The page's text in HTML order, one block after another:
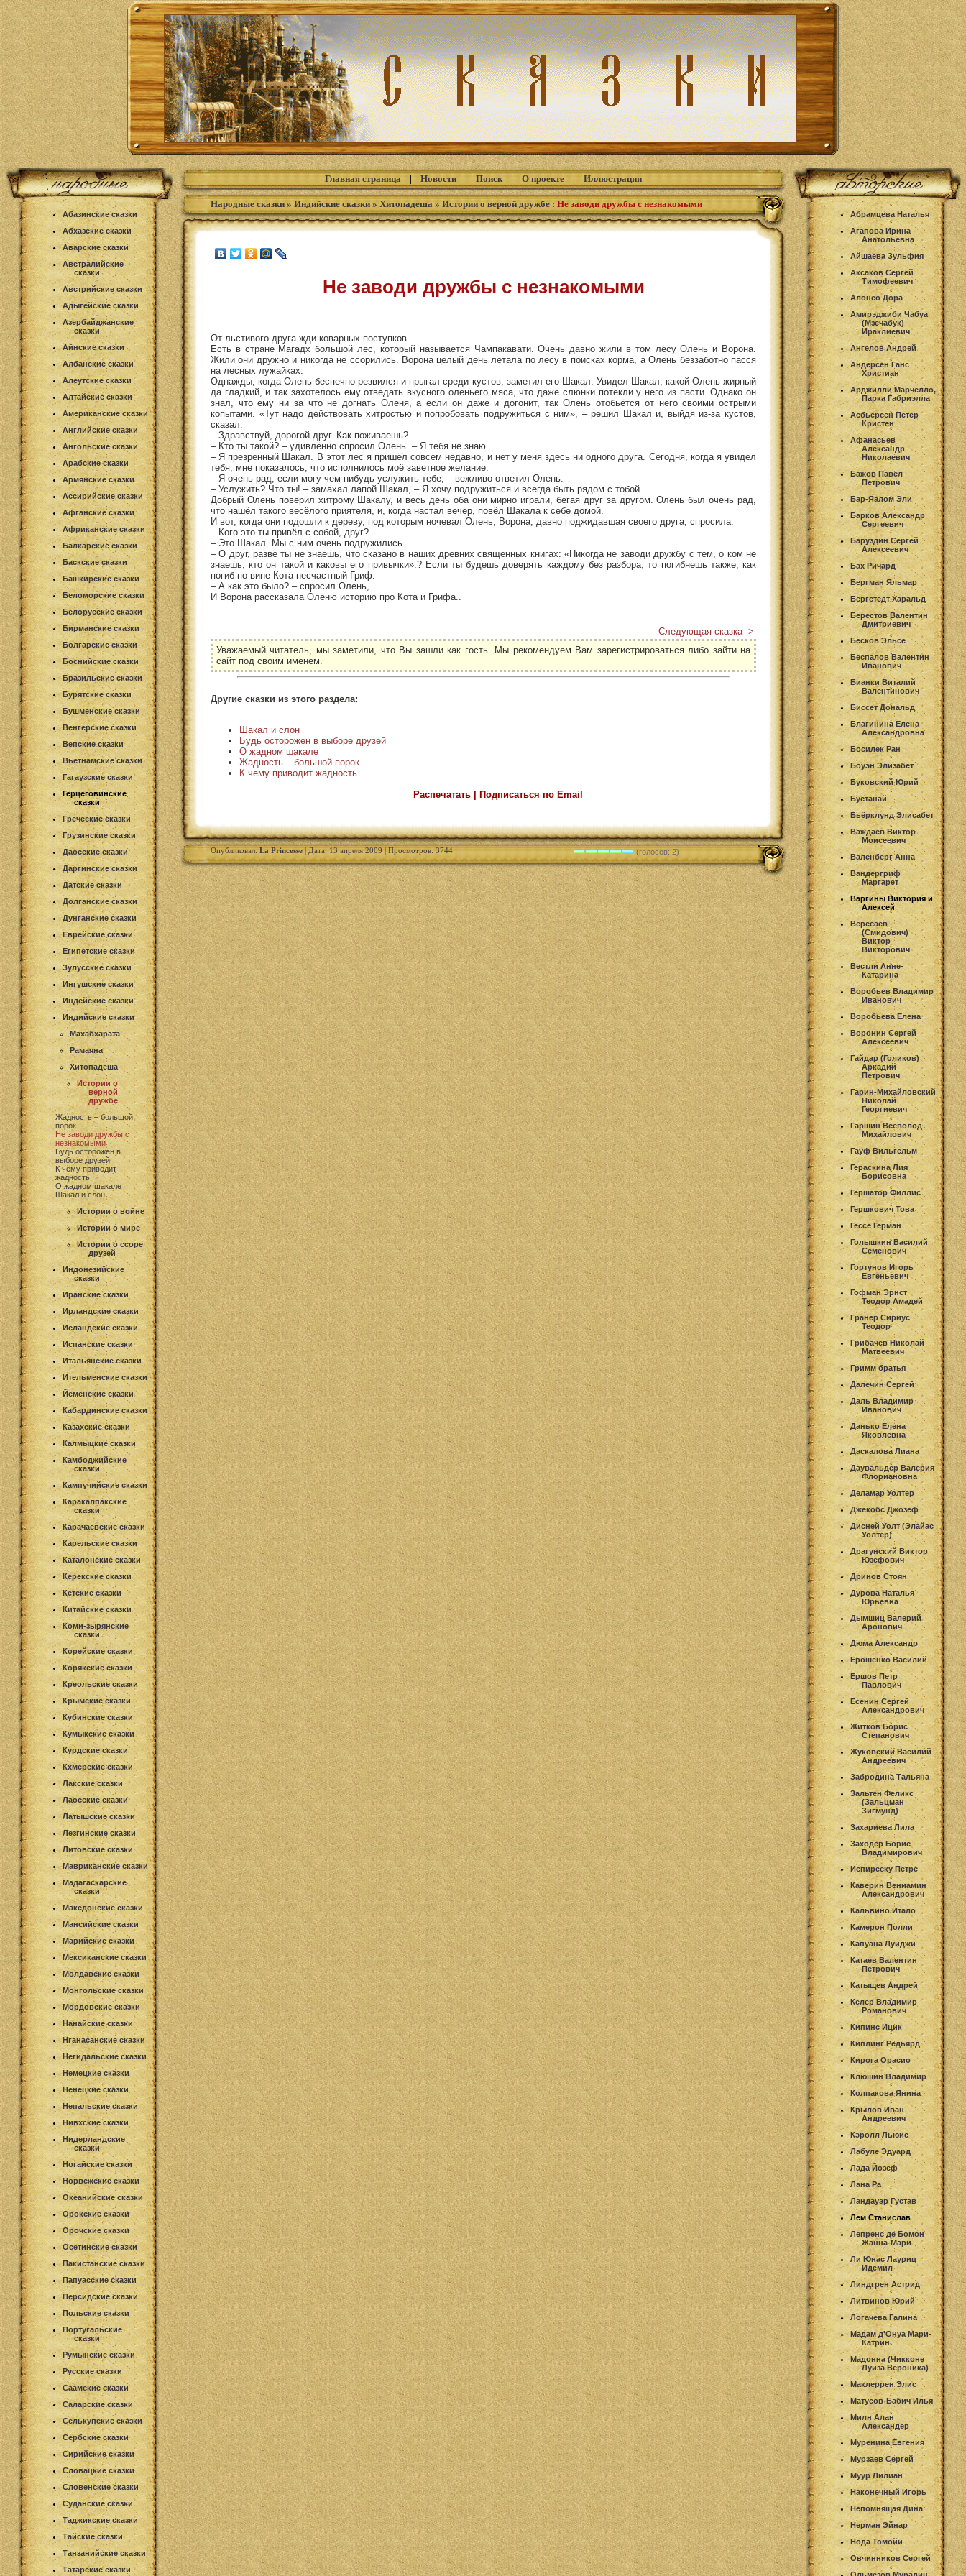
Абазинские сказки
Абхазские сказки
Аварские сказки
Австралийские
сказки
Австрийские сказки
Адыгейские сказки
Азербайджанские
сказки
Айнские сказки
Албанские сказки
Алеутские сказки
Алтайские сказки
Американские сказки
Английские сказки
Ангольские сказки
Арабские сказки
Армянские сказки
Ассирийские сказки
Афганские сказки
Африканские сказки
Балкарские сказки
Баскские сказки
Башкирские сказки
Беломорские сказки
Белорусские сказки
Бирманские сказки
Болгарские сказки
Боснийские сказки
Бразильские сказки
Бурятские сказки
Бушменские сказки
Венгерские сказки
Вепские сказки
Вьетнамские сказки
Гагаузские сказки
Герцеговинские
сказки
Греческие сказки
Грузинские сказки
Даосские сказки
Даргинские сказки
Датские сказки
Долганские сказки
Дунганские сказки
Еврейские сказки
Египетские сказки
Зулусские сказки
Ингушские сказки
Индейские сказки
Индийские сказки
Махабхарата
Рамаяна
Хитопадеша
Истории о
верной
дружбе
Жадность – большой
порок
Не заводи дружбы с
незнакомыми
Будь осторожен в
выборе друзей
К чему приводит
жадность
О жадном шакале
Шакал и слон
Истории о войне
Истории о мире
Истории о ссоре
друзей
Индонезийские
сказки
Иранские сказки
Ирландские сказки
Исландские сказки
Испанские сказки
Итальянские сказки
Ительменские сказки
Йеменские сказки
Кабардинские сказки
Казахские сказки
Калмыцкие сказки
Камбоджийские
сказки
Кампучийские сказки
Каракалпакские
сказки
Карачаевские сказки
Карельские сказки
Каталонские сказки
Керекские сказки
Кетские сказки
Китайские сказки
Коми-зырянские
сказки
Корейские сказки
Корякские сказки
Креольские сказки
Крымские сказки
Кубинские сказки
Кумыкские сказки
Курдские сказки
Кхмерские сказки
Лакские сказки
Лаосские сказки
Латышские сказки
Лезгинские сказки
Литовские сказки
Мавриканские сказки
Мадагаскарские
сказки
Македонские сказки
Мансийские сказки
Марийские сказки
Мексиканские сказки
Молдавские сказки
Монгольские сказки
Мордовские сказки
Нанайские сказки
Нганасанские сказки
Негидальские сказки
Немецкие сказки
Ненецкие сказки
Непальские сказки
Нивхские сказки
Нидерландские
сказки
Ногайские сказки
Норвежские сказки
Океанийские сказки
Орокские сказки
Орочские сказки
Осетинские сказки
Пакистанские сказки
Папуасские сказки
Персидские сказки
Польские сказки
Португальские
сказки
Румынские сказки
Русские сказки
Саамские сказки
Саларские сказки
Селькупские сказки
Сербские сказки
Сирийские сказки
Словацкие сказки
Словенские сказки
Суданские сказки
Таджикские сказки
Тайские сказки
Танзанийские сказки
Татарские сказки
Главная страница| Новости| Поиск| О проекте| Иллюстрации
Народные сказки » Индийские сказки » Хитопадеша » Истории о верной дружбе : Не заводи дружбы с незнакомыми
Не заводи дружбы с незнакомыми
От льстивого друга жди коварных поступков.
Есть в стране Магадх большой лес, который называется Чампакавати. Очень давно жили в том лесу Олень и Ворона.
Жили они дружно и никогда не ссорились. Ворона целый день летала по лесу в поисках корма, а Олень беззаботно пасся
на лесных лужайках.
Однажды, когда Олень беспечно резвился и прыгал среди кустов, заметил его Шакал. Увидел Шакал, какой Олень жирный
да гладкий, и так захотелось ему отведать вкусного оленьего мяса, что даже слюнки потекли у него из пасти. Однако он
знал, что ему ни за что не догнать Оленя, а если он даже и догонит, так Олень отобьётся от него своими острыми
копытами. «Тут надо действовать хитростью и попробовать подружиться с ним», – решил Шакал и, выйдя из-за кустов,
сказал:
– Здравствуй, дорогой друг. Как поживаешь?
– Кто ты такой? – удивлённо спросил Олень. – Я тебя не знаю.
– Я презренный Шакал. В этот лес я пришёл совсем недавно, и нет у меня здесь ни одного друга. Сегодня, когда я увидел
тебя, мне показалось, что исполнилось моё заветное желание.
– Я очень рад, если могу чем-нибудь услужить тебе, – вежливо ответил Олень.
– Услужить? Что ты! – замахал лапой Шакал, – Я хочу подружиться и всегда быть рядом с тобой.
Добрый Олень поверил хитрому Шакалу, и весь день оба они мирно играли, бегая друг за другом. Олень был очень рад,
что нашёл такого весёлого приятеля, и, когда настал вечер, повёл Шакала к себе домой.
И вот, когда они подошли к дереву, под которым ночевал Олень, Ворона, давно поджидавшая своего друга, спросила:
– Кого это ты привёл с собой, друг?
– Это Шакал. Мы с ним очень подружились.
– О друг, разве ты не знаешь, что сказано в наших древних священных книгах: «Никогда не заводи дружбу с тем, о ком не
знаешь, кто он такой и каковы его привычки».? Если ты будешь доверять каждому без разбора, то погибнешь также, как
погиб по вине Кота несчастный Гриф.
– А как это было? – спросил Олень,
И Ворона рассказала Оленю историю про Кота и Грифа..
Следующая сказка ->
Уважаемый читатель, мы заметили, что Вы зашли как гость. Мы рекомендуем Вам зарегистрироваться либо зайти на
сайт под своим именем.
Другие сказки из этого раздела:
Шакал и слон
Будь осторожен в выборе друзей
О жадном шакале
Жадность – большой порок
К чему приводит жадность
Распечатать | Подписаться по Email
Опубликовал:La Princesse| Дата: 13 апреля 2009 | Просмотров: 3744 (голосов: 2)
Абрамцева Наталья
Агапова Ирина
Анатольевна
Айшаева Зульфия
Аксаков Сергей
Тимофеевич
Алонсо Дора
Амирэджиби Чабуа
(Мзечабук)
Ираклиевич
Ангелов Андрей
Андерсен Ганс
Христиан
Арджилли Марчелло,
Парка Габриэлла
Асбьерсен Петер
Кристен
Афанасьев
Александр
Николаевич
Бажов Павел
Петрович
Бар-Яалом Эли
Барков Александр
Сергеевич
Баруздин Сергей
Алексеевич
Бах Ричард
Бергман Яльмар
Бергстедт Харальд
Берестов Валентин
Дмитриевич
Бесков Эльсе
Беспалов Валентин
Иванович
Бианки Виталий
Валентинович
Биссет Дональд
Благинина Елена
Александровна
Босилек Ран
Боуэн Элизабет
Буковский Юрий
Бустанай
Бьёрклунд Элисабет
Важдаев Виктор
Моисеевич
Валенберг Анна
Вандергриф
Маргарет
Варгины Виктория и
Алексей
Вересаев
(Смидович)
Виктор
Викторович
Вестли Анне-
Катарина
Воробьев Владимир
Иванович
Воробьева Елена
Воронин Сергей
Алексеевич
Гайдар (Голиков)
Аркадий
Петрович
Гарин-Михайловский
Николай
Георгиевич
Гаршин Всеволод
Михайлович
Гауф Вильгельм
Гераскина Лия
Борисовна
Гершатор Филлис
Гершкович Това
Гессе Герман
Голышкин Василий
Семенович
Гортунов Игорь
Евгеньевич
Гофман Эрнст
Теодор Амадей
Гранер Сириус
Теодор
Грибачев Николай
Матвеевич
Гримм братья
Далечин Сергей
Даль Владимир
Иванович
Данько Елена
Яковлевна
Даскалова Лиана
Даувальдер Валерия
Флориановна
Деламар Уолтер
Джекобс Джозеф
Дисней Уолт (Элайас
Уолтер)
Драгунский Виктор
Юзефович
Дринов Стоян
Дурова Наталья
Юрьевна
Дымшиц Валерий
Аронович
Дюма Александр
Ерошенко Василий
Ершов Петр
Павлович
Есенин Сергей
Александрович
Житков Борис
Степанович
Жуковский Василий
Андреевич
Забродина Тальяна
Зальтен Феликс
(Зальцман
Зигмунд)
Захариева Лила
Заходер Борис
Владимирович
Испиреску Петре
Каверин Вениамин
Александрович
Кальвино Итало
Камерон Полли
Капуана Луиджи
Катаев Валентин
Петрович
Катыщев Андрей
Келер Владимир
Романович
Кипинс Ицик
Киплинг Редьярд
Кирога Орасио
Клюшин Владимир
Колпакова Янина
Крылов Иван
Андреевич
Кэролл Льюис
Лабуле Эдуард
Лада Йозеф
Лана Ра
Ландауэр Густав
Лем Станислав
Лепренс де Бомон
Жанна-Мари
Ли Юнас Лауриц
Идемил
Линдгрен Астрид
Литвинов Юрий
Логачева Галина
Мадам д'Онуа Мари-
Катрин
Мадонна (Чикконе
Луиза Вероника)
Маклеррен Элис
Матусов-Бабич Илья
Милн Алан
Александер
Муренина Евгения
Мурзаев Сергей
Муур Лилиан
Наконечный Игорь
Непомнящая Дина
Нерман Эйнар
Нода Томойи
Овчинников Сергей